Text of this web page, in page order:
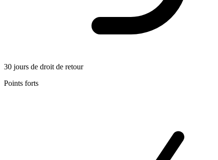
30 jours de droit de retour
Points forts